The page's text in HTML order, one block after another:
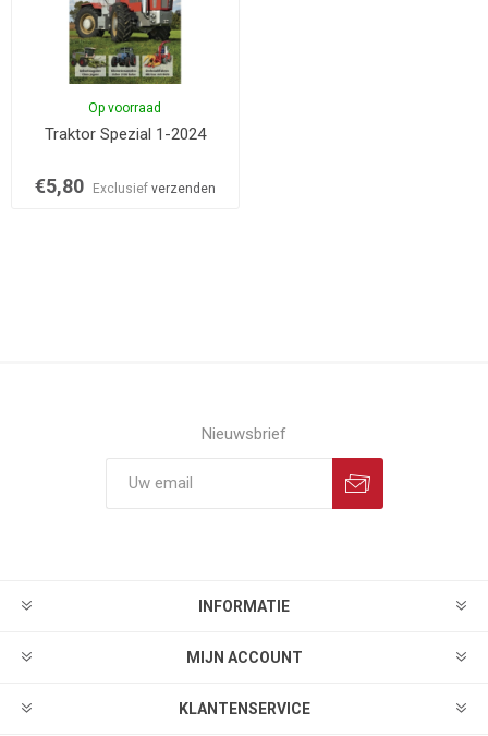
Op voorraad
Traktor Spezial 1-2024
€5,80 Exclusief verzenden
Nieuwsbrief
INFORMATIE
MIJN ACCOUNT
KLANTENSERVICE